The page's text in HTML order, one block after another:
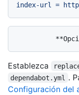
index-url
=
Establezca
dependabot.yml
.
Configuración del